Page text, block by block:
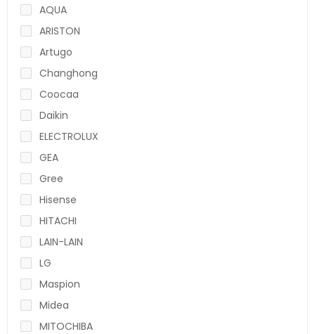
AQUA
ARISTON
Artugo
Changhong
Coocaa
Daikin
ELECTROLUX
GEA
Gree
Hisense
HITACHI
LAIN-LAIN
LG
Maspion
Midea
MITOCHIBA